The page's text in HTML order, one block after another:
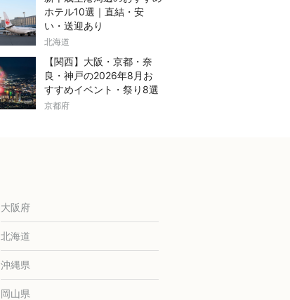
ホテル10選｜直結・安
い・送迎あり
北海道
【関西】大阪・京都・奈
良・神戸の2026年8月お
すすめイベント・祭り8選
京都府
大阪府
北海道
沖縄県
岡山県